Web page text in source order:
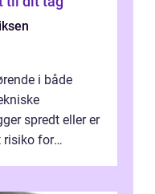
i både
spredt eller er
risiko for